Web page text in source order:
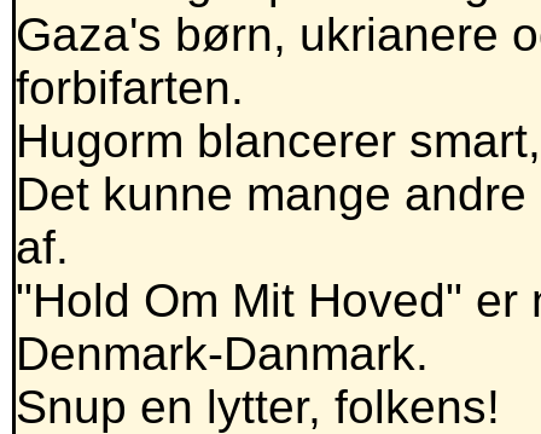
Gaza's børn, ukrianere
forbifarten.
Hugorm blancerer
Det kunne mange
af.
"Hold Om Mit Hoved"
Denmark-Danmark.
Snup en lytter, folkens!